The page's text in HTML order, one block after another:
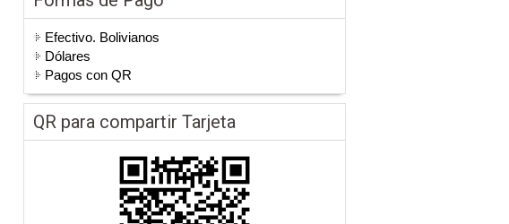
Efectivo. Bolivianos
Dólares
Pagos con QR
QR para compartir Tarjeta